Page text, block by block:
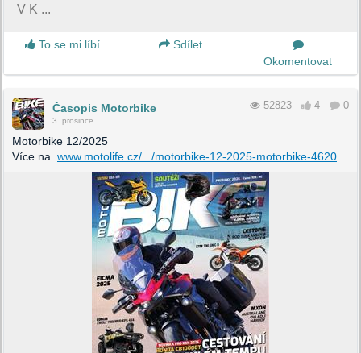
V K ...
To se mi líbí
Sdílet
Okomentovat
Časopis Motorbike
3. prosince
52823 4 0
Motorbike 12/2025
Více na www.motolife.cz/.../motorbike-12-2025-motorbike-4620